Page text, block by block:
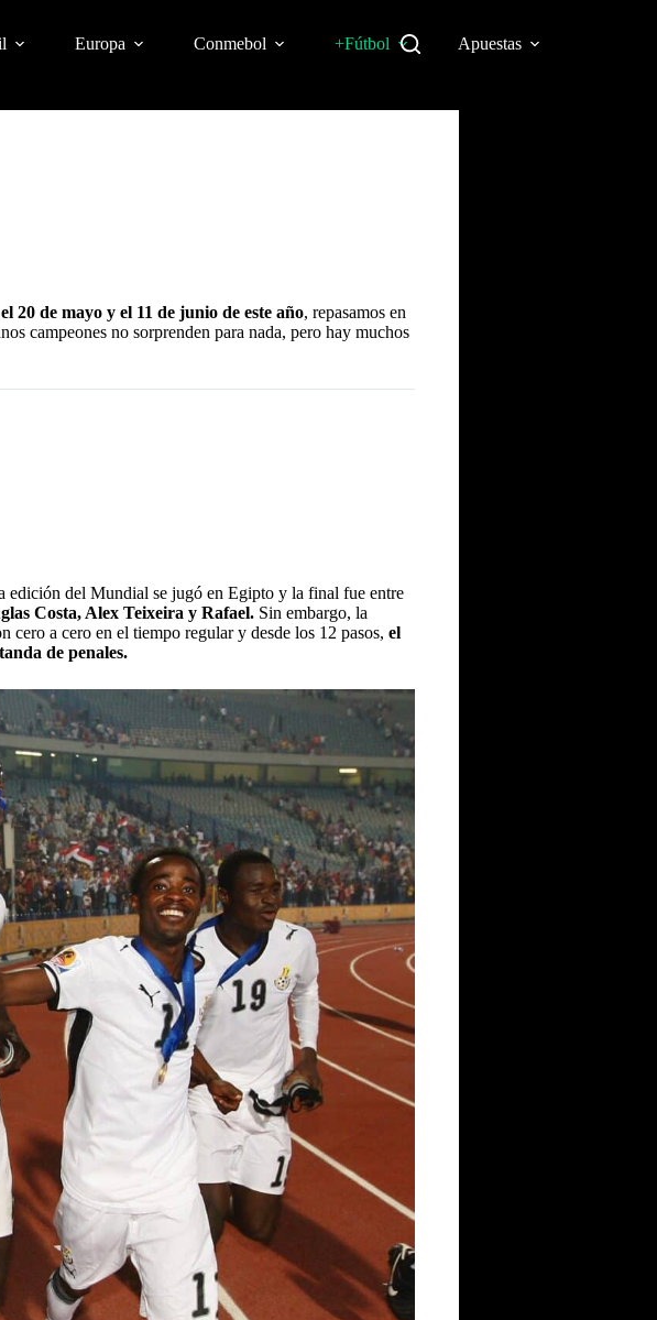
Europa Conmebol +Fútbol Apuestas
20 de mayo y el 11 de junio de este año, repasamos en
campeones no sorprenden para nada, pero hay muchos
edición del Mundial se jugó en Egipto y la final fue entre
Costa, Alex Teixeira y Rafael. Sin embargo, la
a cero en el tiempo regular y desde los 12 pasos, el
de penales.